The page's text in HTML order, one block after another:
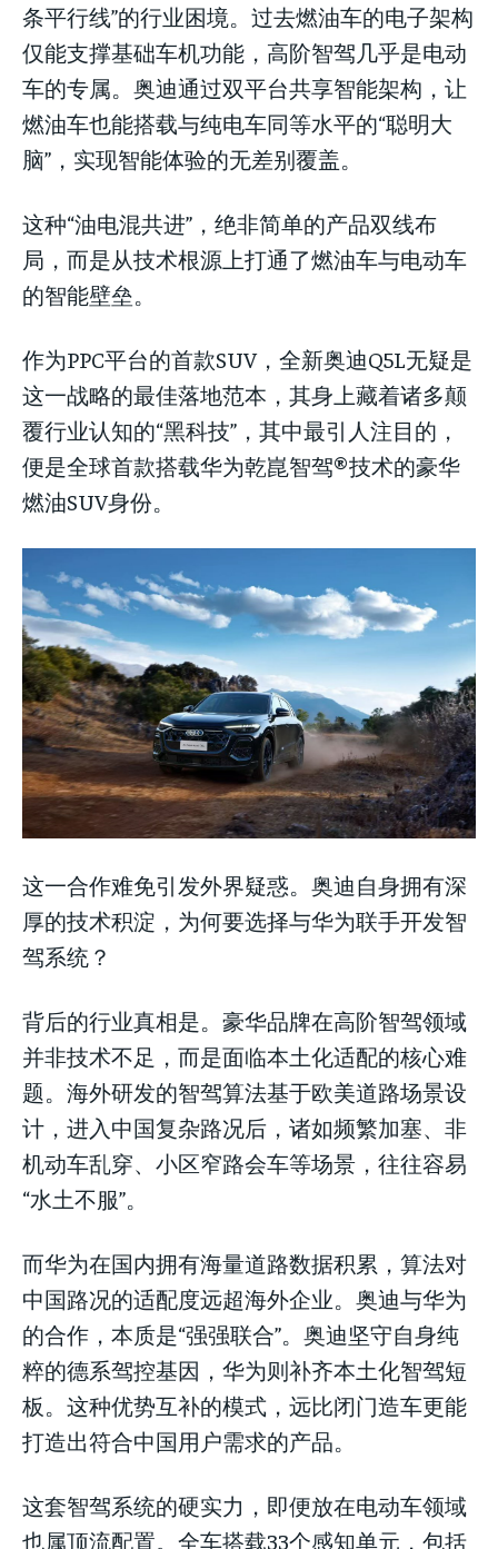
条平行线”的行业困境。过去燃油车的电子架构
仅能支撑基础车机功能，高阶智驾几乎是电动
车的专属。奥迪通过双平台共享智能架构，让
燃油车也能搭载与纯电车同等水平的“聪明大
脑”，实现智能体验的无差别覆盖。
这种“油电混共进”，绝非简单的产品双线布
局，而是从技术根源上打通了燃油车与电动车
的智能壁垒。
作为PPC平台的首款SUV，全新奥迪Q5L无疑是
这一战略的最佳落地范本，其身上藏着诸多颠
覆行业认知的“黑科技”，其中最引人注目的，
便是全球首款搭载华为乾崑智驾®技术的豪华
燃油SUV身份。
这一合作难免引发外界疑惑。奥迪自身拥有深
厚的技术积淀，为何要选择与华为联手开发智
驾系统？
背后的行业真相是。豪华品牌在高阶智驾领域
并非技术不足，而是面临本土化适配的核心难
题。海外研发的智驾算法基于欧美道路场景设
计，进入中国复杂路况后，诸如频繁加塞、非
机动车乱穿、小区窄路会车等场景，往往容易
“水土不服”。
而华为在国内拥有海量道路数据积累，算法对
中国路况的适配度远超海外企业。奥迪与华为
的合作，本质是“强强联合”。奥迪坚守自身纯
粹的德系驾控基因，华为则补齐本土化智驾短
板。这种优势互补的模式，远比闭门造车更能
打造出符合中国用户需求的产品。
这套智驾系统的硬实力，即便放在电动车领域
也属顶流配置。全车搭载33个感知单元，包括